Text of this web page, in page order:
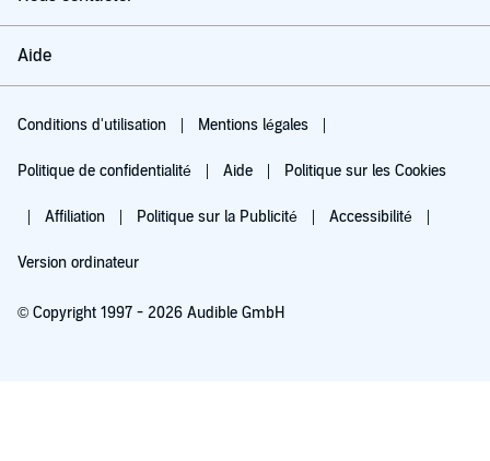
Aide
Conditions d'utilisation Mentions légales
Politique de confidentialité Aide Politique sur les Cookies
Affiliation Politique sur la Publicité Accessibilité
Version ordinateur
© Copyright 1997 - 2026 Audible GmbH